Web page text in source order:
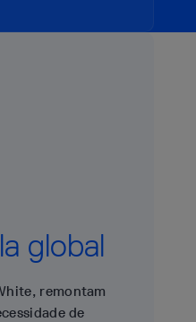
global
remontam
de